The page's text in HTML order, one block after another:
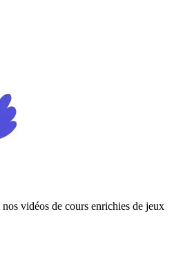
vidéos de cours enrichies de jeux